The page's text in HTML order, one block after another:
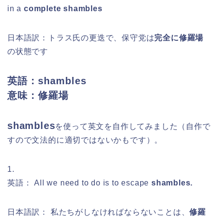
in a complete shambles
日本語訳：トラス氏の更迭で、保守党は完全に修羅場
の状態です
英語：shambles
意味：修羅場
shamblesを使って英文を自作してみました（自作で
すので文法的に適切ではないかもです）。
1.
英語： All we need to do is to escape shambles.
日本語訳： 私たちがしなければならないことは、修羅